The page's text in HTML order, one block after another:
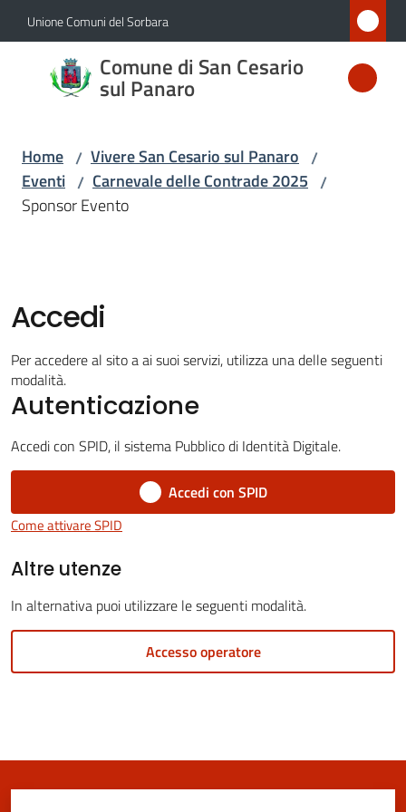
Vai al contenuto
Vai alla navigazione
Vai al footer
Unione Comuni del Sorbara
Comune di San Cesario
sul Panaro
Comune
di San
Panaro
Novità
Servizi
Vivere
Cesario
Menu selezionato
Tutti
argomenti...
Seguici
Home / Vivere San Cesario sul Panaro /
Eventi / Carnevale delle Contrade 2025 /
Sponsor Evento
Accedi
Per accedere al sito a ai suoi servizi, utilizza una delle seguenti
modalità.
Autenticazione
Accedi con SPID, il sistema Pubblico di Identità Digitale.
Accedi con SPID
Come attivare SPID
Altre utenze
In alternativa puoi utilizzare le seguenti modalità.
Accesso operatore